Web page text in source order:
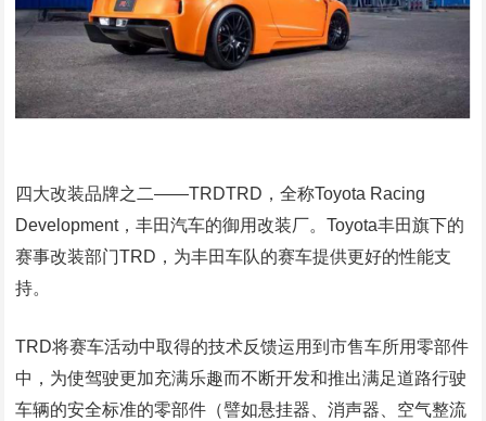
四大改装品牌之二——TRDTRD，全称Toyota Racing
Development，丰田汽车的御用改装厂。Toyota丰田旗下的
赛事改装部门TRD，为丰田车队的赛车提供更好的性能支
持。
TRD将赛车活动中取得的技术反馈运用到市售车所用零部件
中，为使驾驶更加充满乐趣而不断开发和推出满足道路行驶
车辆的安全标准的零部件（譬如悬挂器、消声器、空气整流